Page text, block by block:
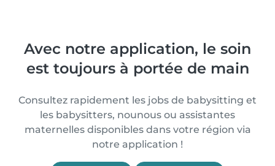
Avec notre application, le soin
est toujours à portée de main
Consultez rapidement les jobs de babysitting et
les babysitters, nounous ou assistantes
maternelles disponibles dans votre région via
notre application !